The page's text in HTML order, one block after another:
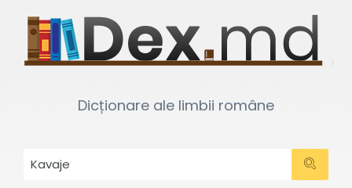
Dicționare ale limbii române